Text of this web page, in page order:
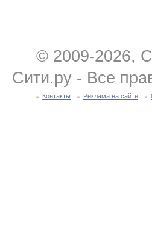
© 2009-2026,
Сити.ру - Все
Контакты Реклама на сайте